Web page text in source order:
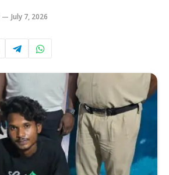
July 7, 2026